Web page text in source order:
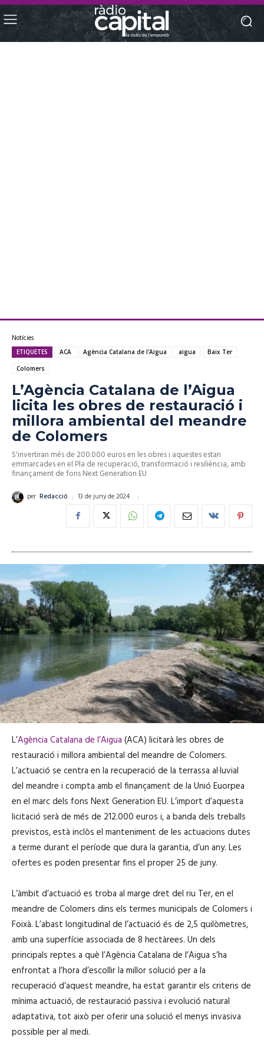
Notícies
ETIQUETES ACA Agència Catalana de l'Aigua aigua
Baix Ter
Colomers
L’Agència Catalana de l’Aigua
licita les obres de restauració i
millora ambiental del meandre
de Colomers
S'invertiran més de 200.000 euros en les obres i aquestes estan
emmarcades en el Pla de recuperació, transformació i resiliència, amb
finançament de fons Next Generation EU
per Redacció 13 de juny de 2024
L’Agència Catalana de l’Aigua (ACA) licitarà les obres de
restauració i millora ambiental del meandre de Colomers.
L’actuació se centra en la recuperació de la terrassa al·luvial
del meandre i compta amb el finançament de la Unió Euorpea
en el marc dels fons Next Generation EU. L’import d’aquesta
licitació serà de més de 212.000 euros i, a banda dels treballs
previstos, està inclòs el manteniment de les actuacions dutes
a terme durant el període que dura la garantia, d’un any. Les
ofertes es poden presentar fins el proper 25 de juny.
L’àmbit d’actuació es troba al marge dret del riu Ter, en el
meandre de Colomers dins els termes municipals de Colomers i
Foixà. L’abast longitudinal de l’actuació és de 2,5 quilòmetres,
amb una superfície associada de 8 hectàrees. Un dels
principals reptes a què l’Agència Catalana de l’Aigua s’ha
enfrontat a l’hora d’escollir la millor solució per a la
recuperació d’aquest meandre, ha estat garantir els criteris de
mínima actuació, de restauració passiva i evolució natural
adaptativa, tot això per oferir una solució el menys invasiva
possible per al medi.